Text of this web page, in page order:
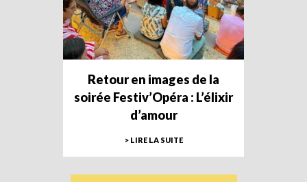
Retour en images de la
soirée Festiv’Opéra : L’élixir
d’amour
> LIRE LA SUITE